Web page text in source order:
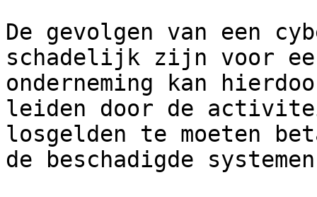
De gevolgen van een
schadelijk zijn voor
onderneming kan
leiden door de
losgelden te moeten
de beschadigde